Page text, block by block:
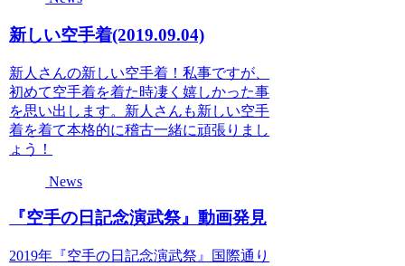
新しい空手着(2019.09.04)
新人さんの新しい空手着！私事ですが、
初めて空手着を着た時凄く嬉しかった事
を思い出します。新人さんも新しい空手
着を着て本格的に稽古一緒に頑張りまし
ょう！
News
『空手の日記念演武祭』動画発見
2019年『空手の日記念演武祭』国際通り